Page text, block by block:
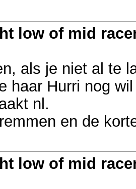
low of mid
als je niet al te
haar Hurri nog
nl.
en de
low of mid